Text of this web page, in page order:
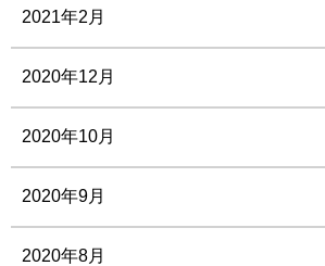
2021年2月
2020年12月
2020年10月
2020年9月
2020年8月